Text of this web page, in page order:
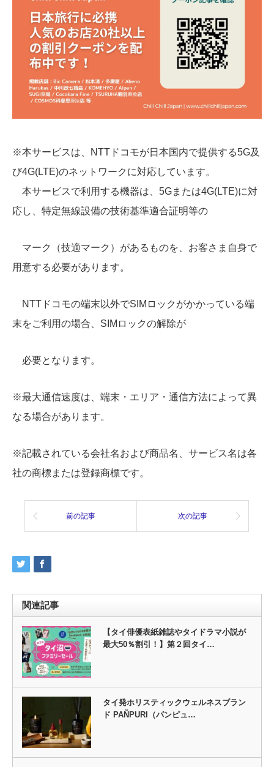
※本サービスは、NTTドコモが日本国内で提供する5G及
び4G(LTE)のネットワークに対応しています。
本サービスで利用する機器は、5Gまたは4G(LTE)に対
応し、特定無線設備の技術基準適合証明等の
マーク（技適マーク）があるものを、お客さま自身で
用意する必要があります。
NTTドコモの端末以外でSIMロックがかかっている端
末をご利用の場合、SIMロックの解除が
必要となります。
※最大通信速度は、端末・エリア・通信方法によって異
なる場合があります。
※記載されている会社名および商品名、サービス名は各
社の商標または登録商標です。
前の記事 次の記事
関連記事
【タイ俳優表紙雑誌やタイドラマ小説が
最大50％割引！】第２回タイ…
タイ発ホリスティックウェルネスブラン
ド PAÑPURI（パンピュ…